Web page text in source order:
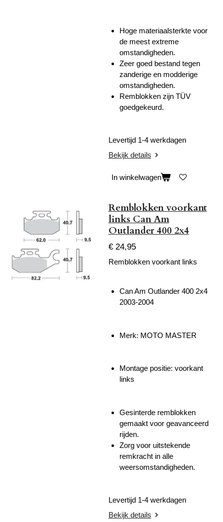
Hoge materiaalsterkte voor
de meest extreme
omstandigheden.
Zeer goed bestand tegen
zanderige en modderige
omstandigheden.
Remblokken zijn TÜV
goedgekeurd.
Levertijd 1-4 werkdagen
Bekijk details
In winkelwagen
Remblokken voorkant
links Can Am
Outlander 400 2x4
€ 24,95
Remblokken voorkant links
Can Am Outlander 400 2x4
2003-2004
Merk: MOTO MASTER
Montage positie: voorkant
links
Gesinterde remblokken
gemaakt voor geavanceerd
rijden.
Zorg voor uitstekende
remkracht in alle
weersomstandigheden.
Levertijd 1-4 werkdagen
Bekijk details